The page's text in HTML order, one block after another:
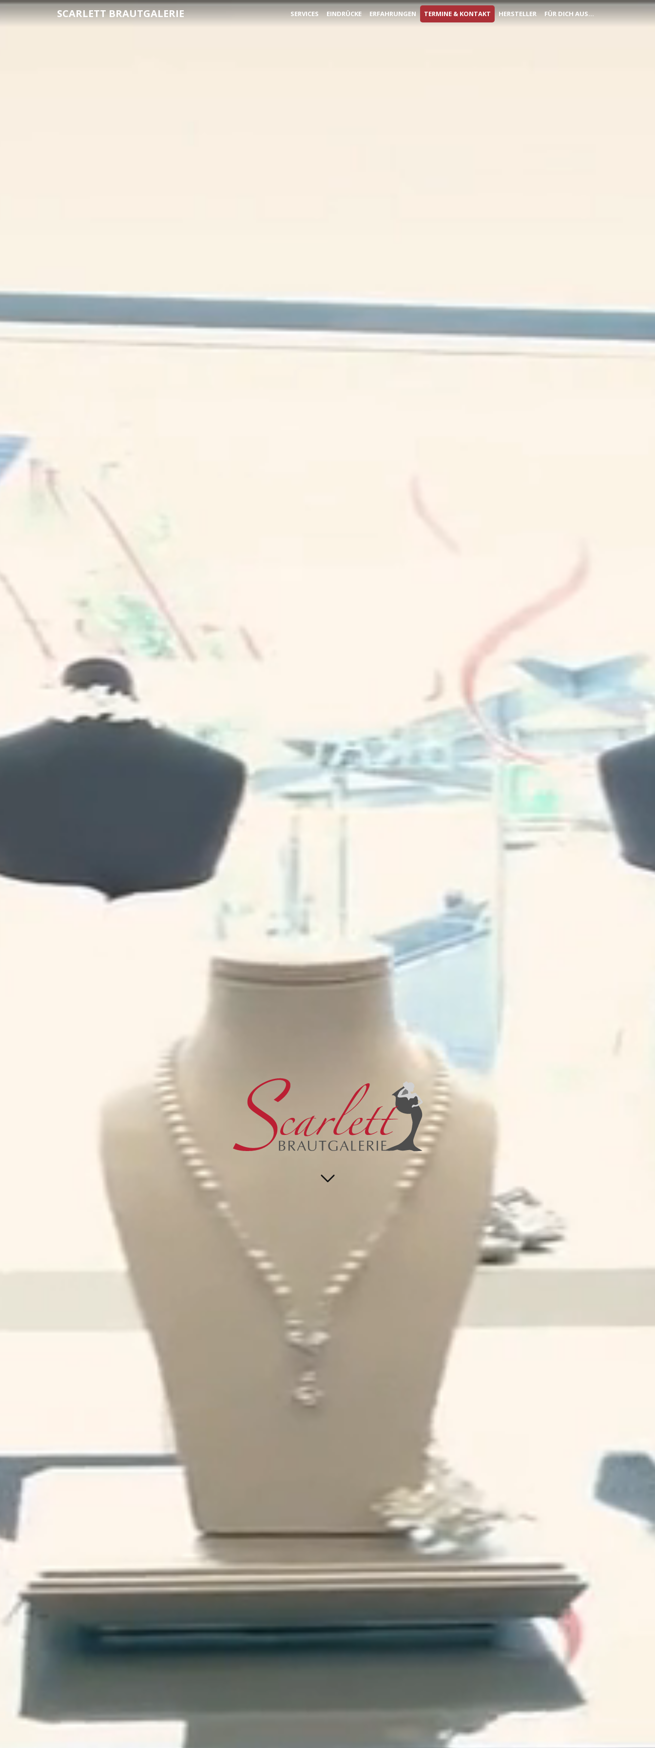
SCARLETT BRAUTGALERIE SERVICES EINDRÜCKE ERFAHRUNGEN TERMINE & KONTAKT HERSTELLER FÜR DICH AUS...